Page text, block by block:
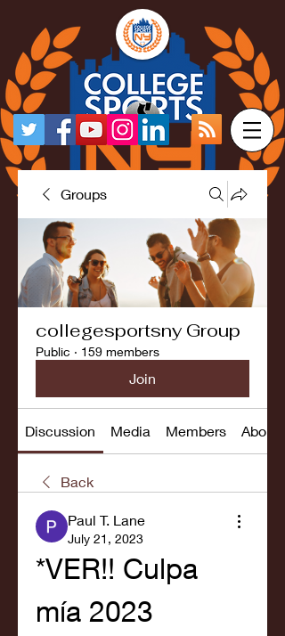
Groups
collegesportsny Group
Public · 159 members
Join
Discussion Media Members About
Back
Paul T. Lane
July 21, 2023
*VER!! Culpa
mía 2023